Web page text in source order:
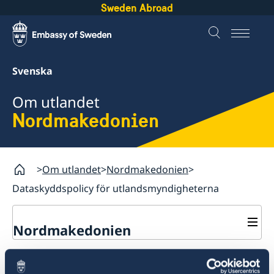
Sweden Abroad
Svenska
Om utlandet
Nordmakedonien
Om utlandet Nordmakedonien
Dataskyddspolicy för utlandsmyndigheterna
Nordmakedonien
Rösta i Nordmakedonien
Hjälp till svenskar i Nordmakedonien
Dataskyddspolicy för